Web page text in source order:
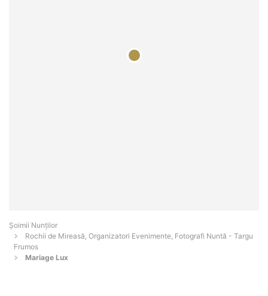
Șoimii Nunților
Rochii de Mireasă, Organizatori Evenimente, Fotografi Nuntă - Targu
Frumos
Mariage Lux